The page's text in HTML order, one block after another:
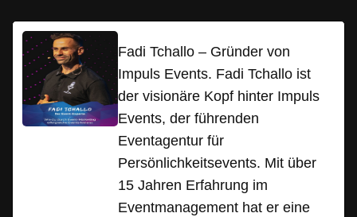
Fadi Tchallo – Gründer von
Impuls Events. Fadi Tchallo ist
der visionäre Kopf hinter Impuls
Events, der führenden
Eventagentur für
Persönlichkeitsevents. Mit über
15 Jahren Erfahrung im
Eventmanagement hat er eine